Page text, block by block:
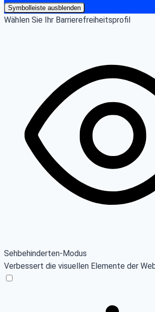
Symbolleiste ausblenden
Wählen Sie Ihr Barrierefreiheitsprofil
Sehbehinderten-Modus
Verbessert die visuellen Elemente der